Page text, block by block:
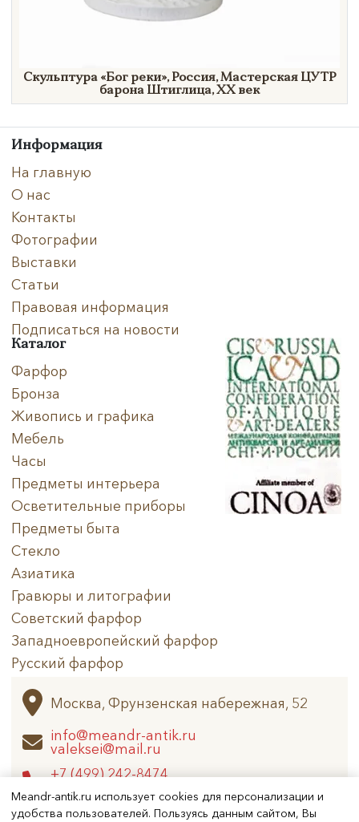
Материал
Скульптура «Бог реки», Россия, Мастерская ЦУТР
барона Штиглица,XX век
Meandr-antik.ru использует cookies для персонализации и
удобства пользователей. Пользуясь данным сайтом, Вы
Информация
На главную
О нас
Контакты
Фотографии
Выставки
Статьи
Правовая информация
Подписаться на новости
Каталог
Фарфор
Бронза
Живопись и графика
Мебель
Часы
Предметы интерьера
Осветительные приборы
Предметы быта
Стекло
Азиатика
Гравюры и литографии
Советский фарфор
Западноевропейский фарфор
Русский фарфор
Архив
Москва, Фрунзенская набережная, 52
info@meandr-antik.ru
valeksei@mail.ru
+7 (499) 242-8474
+7 (925) 506-6926